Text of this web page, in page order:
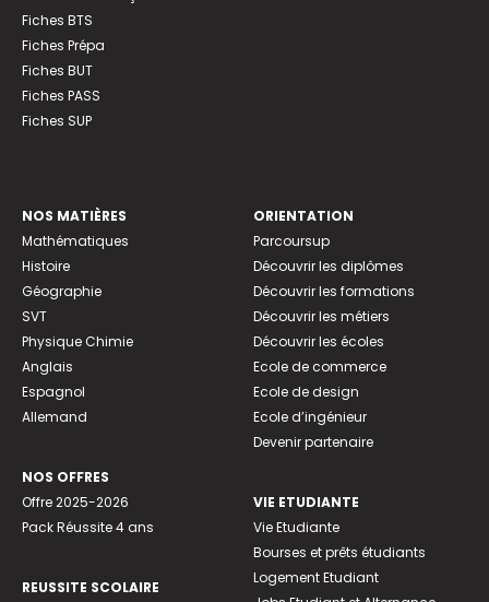
Fiches BTS
Fiches Prépa
Fiches BUT
Fiches PASS
Fiches SUP
NOS MATIÈRES
Mathématiques
Histoire
Géographie
SVT
Physique Chimie
Anglais
Espagnol
Allemand
NOS OFFRES
Offre 2025-2026
Pack Réussite 4 ans
REUSSITE SCOLAIRE
ORIENTATION
Parcoursup
Découvrir les diplômes
Découvrir les formations
Découvrir les métiers
Découvrir les écoles
Ecole de commerce
Ecole de design
Ecole d’ingénieur
Devenir partenaire
VIE ETUDIANTE
Vie Etudiante
Bourses et prêts étudiants
Logement Etudiant